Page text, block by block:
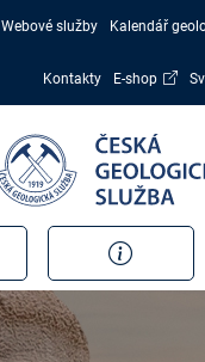
Webové služby Kalendář
Kontakty E-shop